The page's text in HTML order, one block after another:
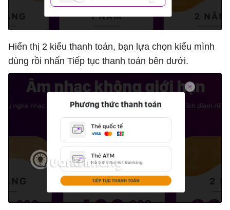
Hiển thị 2 kiểu thanh toán, bạn lựa chọn kiểu mình
dùng rồi nhấn Tiếp tục thanh toán bên dưới.